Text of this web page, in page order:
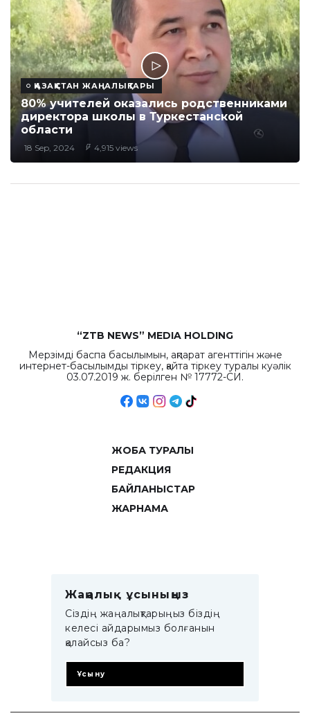
ҚАЗАҚСТАН ЖАҢАЛЫҚТАРЫ
80% учителей оказались родственниками
директора школы в Туркестанской
области
18 Sep, 2024 4,915 views
“ZTB NEWS” MEDIA HOLDING
Мерзімді баспа басылымын, ақпарат агенттігін және
интернет-басылымды тіркеу, қайта тіркеу туралы куәлік
03.07.2019 ж. берілген № 17772-СИ.
ЖОБА ТУРАЛЫ
РЕДАКЦИЯ
БАЙЛАНЫСТАР
ЖАРНАМА
Жаңалық ұсыныңыз
Сіздің жаңалықтарыңыз біздің
келесі айдарымыз болғанын
қалайсыз ба?
Ұсыну